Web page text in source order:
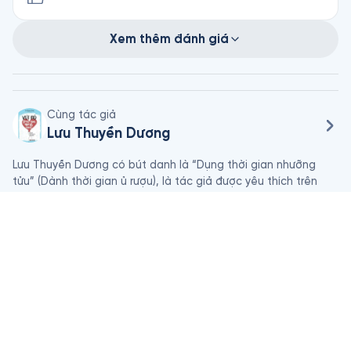
Xem thêm đánh giá
Cùng tác giả
Lưu Thuyền Dương
Lưu Thuyền Dương có bút danh là “Dụng thời gian nhưỡng
tửu” (Dành thời gian ủ rượu), là tác giả được yêu thích trên